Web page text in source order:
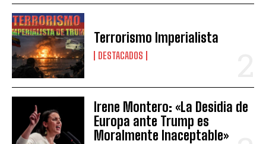
Terrorismo Imperialista
DESTACADOS
Irene Montero: «La Desidia de
Europa ante Trump es
Moralmente Inaceptable»